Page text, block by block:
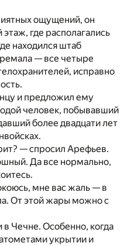
ощущений, он
где располагались
находился штаб
— все четыре
исправно
и предложил ему
человек, побывавший
более двадцати лет
— спросил Арефьев.
Да все нормально,
мне вас жаль — в
От этой жары можно с
Чечне. Особенно, когда
укрытии и